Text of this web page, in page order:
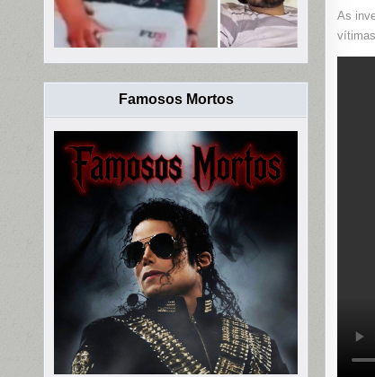
As
Famosos Mortos